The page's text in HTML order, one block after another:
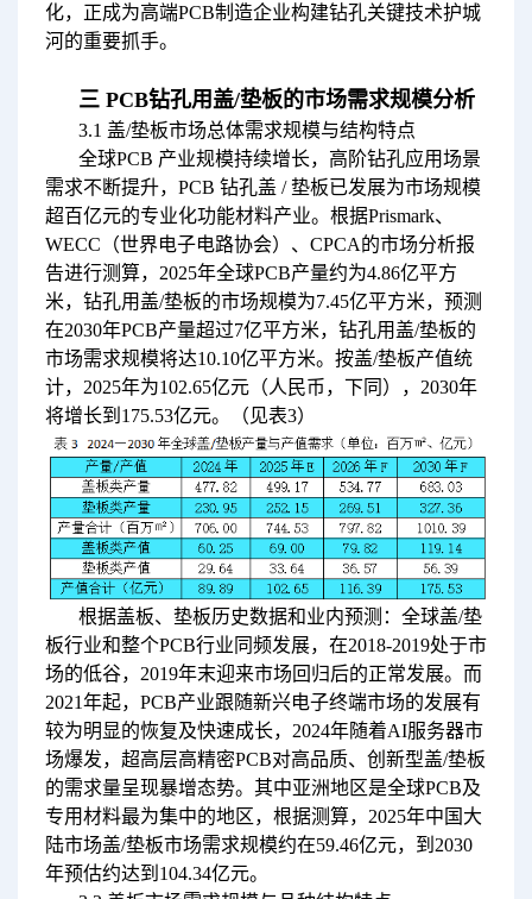
化，正成为高端PCB制造企业构建钻孔关键技术护城
河的重要抓手。
三 PCB钻孔用盖/垫板的市场需求规模分析
3.1 盖/垫板市场总体需求规模与结构特点
全球PCB 产业规模持续增长，高阶钻孔应用场景
需求不断提升，PCB 钻孔盖 / 垫板已发展为市场规模
超百亿元的专业化功能材料产业。根据Prismark、
WECC（世界电子电路协会）、CPCA的市场分析报
告进行测算，2025年全球PCB产量约为4.86亿平方
米，钻孔用盖/垫板的市场规模为7.45亿平方米，预测
在2030年PCB产量超过7亿平方米，钻孔用盖/垫板的
市场需求规模将达10.10亿平方米。按盖/垫板产值统
计，2025年为102.65亿元（人民币，下同），2030年
将增长到175.53亿元。（见表3）
根据盖板、垫板历史数据和业内预测：全球盖/垫
板行业和整个PCB行业同频发展，在2018-2019处于市
场的低谷，2019年末迎来市场回归后的正常发展。而
2021年起，PCB产业跟随新兴电子终端市场的发展有
较为明显的恢复及快速成长，2024年随着AI服务器市
场爆发，超高层高精密PCB对高品质、创新型盖/垫板
的需求量呈现暴增态势。其中亚洲地区是全球PCB及
专用材料最为集中的地区，根据测算，2025年中国大
陆市场盖/垫板市场需求规模约在59.46亿元，到2030
年预估约达到104.34亿元。